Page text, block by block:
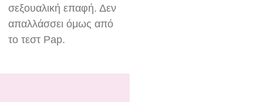
σεξουαλική επαφή. Δεν
απαλλάσσει όμως από
το τεστ Pap.